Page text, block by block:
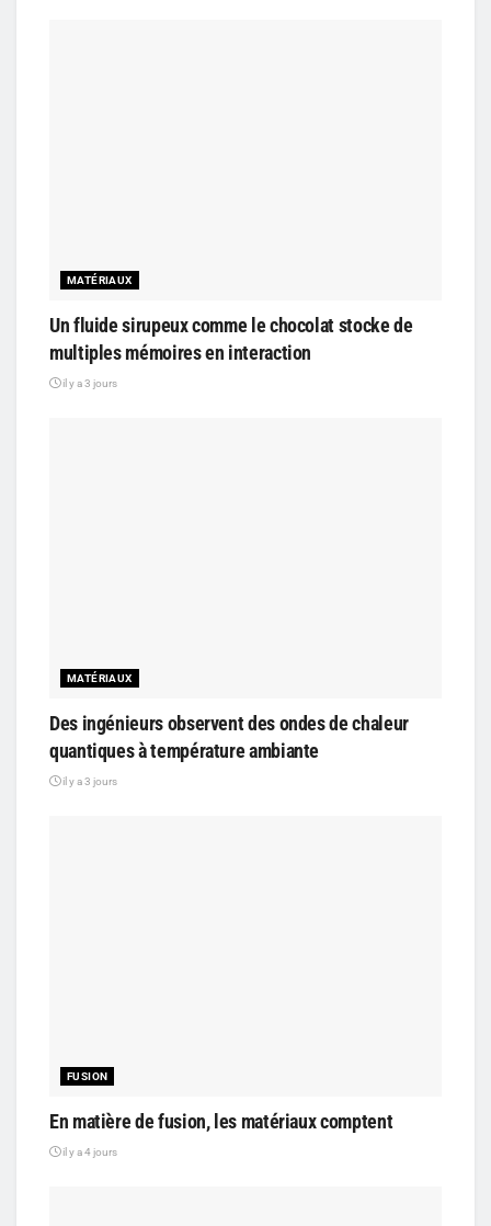
MATÉRIAUX
Un fluide sirupeux comme le chocolat stocke de
multiples mémoires en interaction
il y a 3 jours
MATÉRIAUX
Des ingénieurs observent des ondes de chaleur
quantiques à température ambiante
il y a 3 jours
FUSION
En matière de fusion, les matériaux comptent
il y a 4 jours